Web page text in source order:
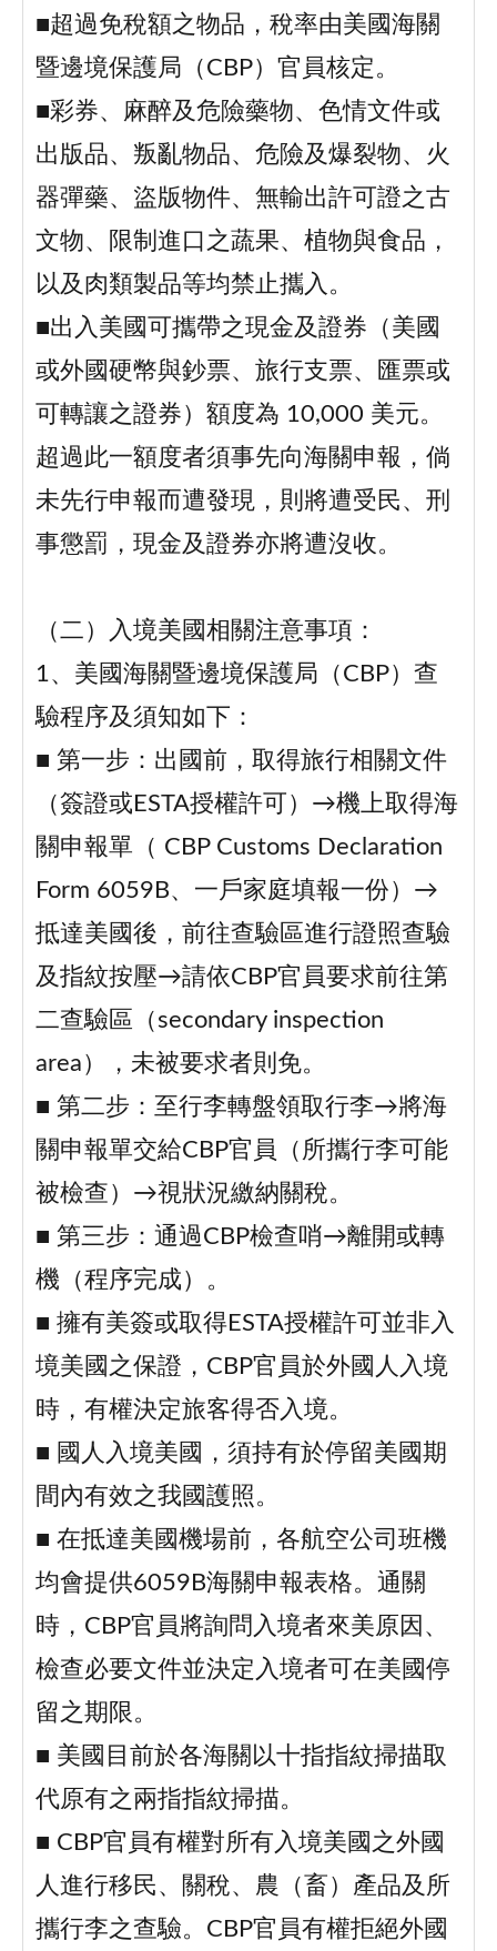
■超過免稅額之物品，稅率由美國海關
暨邊境保護局（CBP）官員核定。
■彩券、麻醉及危險藥物、色情文件或
出版品、叛亂物品、危險及爆裂物、火
器彈藥、盜版物件、無輸出許可證之古
文物、限制進口之蔬果、植物與食品，
以及肉類製品等均禁止攜入。
■出入美國可攜帶之現金及證券（美國
或外國硬幣與鈔票、旅行支票、匯票或
可轉讓之證券）額度為 10,000 美元。
超過此一額度者須事先向海關申報，倘
未先行申報而遭發現，則將遭受民、刑
事懲罰，現金及證券亦將遭沒收。
（二）入境美國相關注意事項：
1、美國海關暨邊境保護局（CBP）查
驗程序及須知如下：
■ 第一步：出國前，取得旅行相關文件
（簽證或ESTA授權許可）→機上取得海
關申報單（ CBP Customs Declaration
Form 6059B、一戶家庭填報一份）→
抵達美國後，前往查驗區進行證照查驗
及指紋按壓→請依CBP官員要求前往第
二查驗區（secondary inspection
area），未被要求者則免。
■ 第二步：至行李轉盤領取行李→將海
關申報單交給CBP官員（所攜行李可能
被檢查）→視狀況繳納關稅。
■ 第三步：通過CBP檢查哨→離開或轉
機（程序完成）。
■ 擁有美簽或取得ESTA授權許可並非入
境美國之保證，CBP官員於外國人入境
時，有權決定旅客得否入境。
■ 國人入境美國，須持有於停留美國期
間內有效之我國護照。
■ 在抵達美國機場前，各航空公司班機
均會提供6059B海關申報表格。通關
時，CBP官員將詢問入境者來美原因、
檢查必要文件並決定入境者可在美國停
留之期限。
■ 美國目前於各海關以十指指紋掃描取
代原有之兩指指紋掃描。
■ CBP官員有權對所有入境美國之外國
人進行移民、關稅、農（畜）產品及所
攜行李之查驗。CBP官員有權拒絕外國